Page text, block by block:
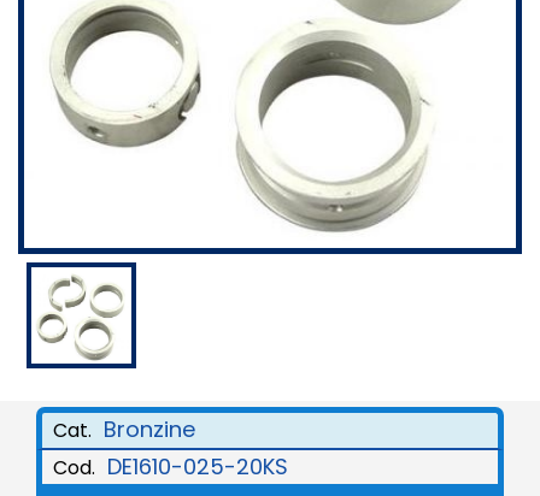
Cat. Bronzine
Cod. DE1610-025-20KS